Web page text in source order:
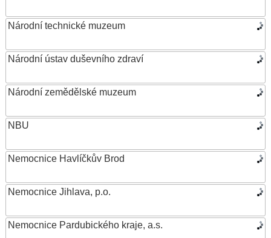
Národní technické muzeum
Národní ústav duševního zdraví
Národní zemědělské muzeum
NBU
Nemocnice Havlíčkův Brod
Nemocnice Jihlava, p.o.
Nemocnice Pardubického kraje, a.s.